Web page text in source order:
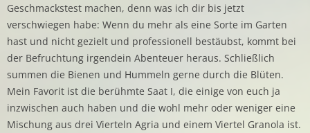
Geschmackstest machen, denn was ich dir bis jetzt
verschwiegen habe: Wenn du mehr als eine Sorte im Garten
hast und nicht gezielt und professionell bestäubst, kommt bei
der Befruchtung irgendein Abenteuer heraus. Schließlich
summen die Bienen und Hummeln gerne durch die Blüten.
Mein Favorit ist die berühmte Saat I, die einige von euch ja
inzwischen auch haben und die wohl mehr oder weniger eine
Mischung aus drei Vierteln Agria und einem Viertel Granola ist.